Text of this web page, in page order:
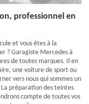
professionnel en
et vous êtes à la
? Garagiste Mercedes à
de toutes marques. Il en
une voiture de sport ou
vers nous qui sommes un
préparation des teintes
compte de toutes vos